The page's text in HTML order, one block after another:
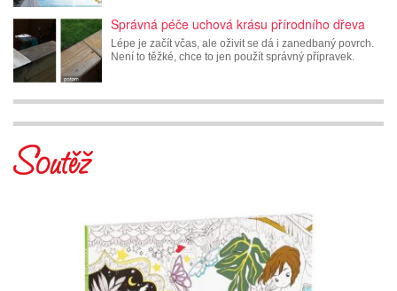
Správná péče uchová krásu přírodního dřeva
Lépe je začít včas, ale oživit se dá i zanedbaný povrch.
Není to těžké, chce to jen použít správný přípravek.